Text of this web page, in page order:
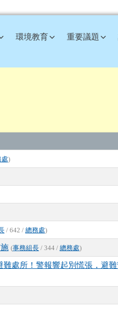
環境教育 重要議題
處)
/ 642 / 總務處)
(事務組長/ 344 / 總務處)
難處所！警報響起別慌張，避